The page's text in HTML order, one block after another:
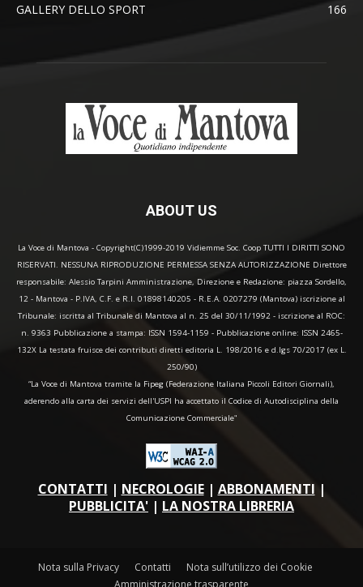
GALLERY DELLO SPORT
166
ABOUT US
La Voce di Mantova - Copyright(C)1999-2019 Vidiemme Soc. Coop TUTTI I DIRITTI SONO
RISERVATI. NESSUNA RIPRODUZIONE PERMESSA SENZA AUTORIZZAZIONE Direttore
responsabile: Alessio Tarpini Amministrazione, Direzione e Redazione: piazza Sordello,
12 - Mantova - P.IVA, C.F. e R.I. 01898140205 - R.E.A. 0207279 (Mantova) iscrizione al
Tribunale: iscritta al Tribunale di Mantova al n. 25 del 30/11/1992 - iscrizione al ROC:
n. 9363 Pubblicazione a stampa: ISSN 1594-1159 - Pubblicazione online: ISSN 2465-
132X La testata fruisce dei contributi diretti editoria L. 198/2016 e d.lgs 70/2017 (ex L.
250/90)
“La Voce di Mantova tramite la Fipeg (Federazione Italiana Piccoli Editori Giornali),
aderendo alla carta dei servizi dell'USPI ha accettato il Codice di Autodisciplina della
Comunicazione Commerciale"
CONTATTI | NECROLOGIE| ABBONAMENTI |
PUBBLICITA' | LA NOSTRA LIBRERIA
Nota sulla Privacy Contatti
Nota sull’utilizzo dei Cookie